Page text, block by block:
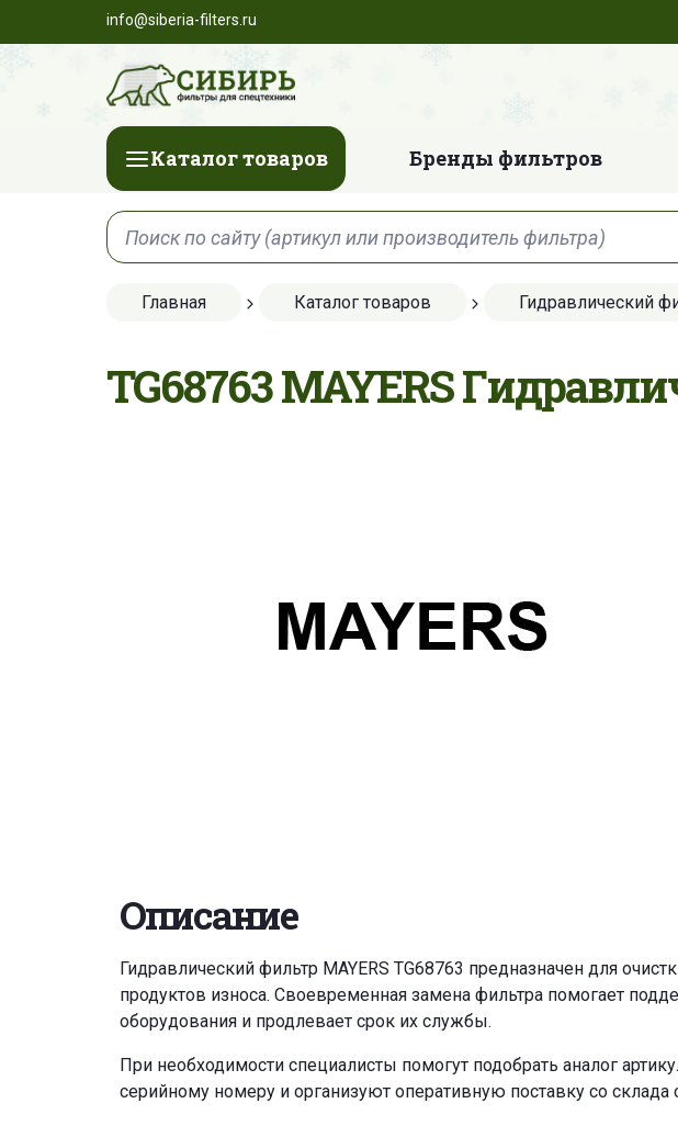
info@siberia-filters.ru
Каталог товаров Бренды фильтров
Главная Каталог товаров Гидравлический
TG68763 MAYERS
Описание
Гидравлический фильтр MAYERS TG68763 предназначен для
продуктов износа. Своевременная замена фильтра помогает
оборудования и продлевает срок их службы.
При необходимости специалисты помогут подобрать аналог
серийному номеру и организуют оперативную поставку со